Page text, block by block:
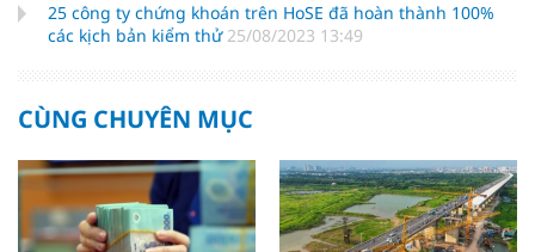
25 công ty chứng khoán trên HoSE đã hoàn thành 100%
các kịch bản kiểm thử 25/08/2023 13:49
CÙNG CHUYÊN MỤC